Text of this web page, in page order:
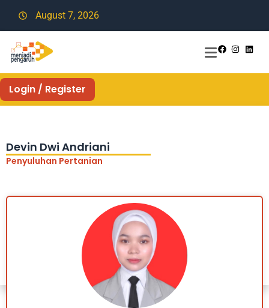
August 7, 2026
Login / Register
Devin Dwi Andriani
Penyuluhan Pertanian